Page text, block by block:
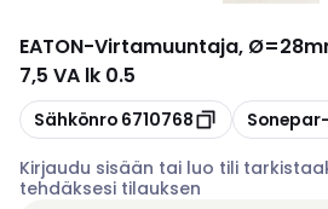
EATON-Virtamuuntaja,
7,5 VA lk 0.5
Kopioi
Sähkönro 6710768 Kopioi
Kirjaudu sisään tai luo tili
tehdäksesi tilauksen